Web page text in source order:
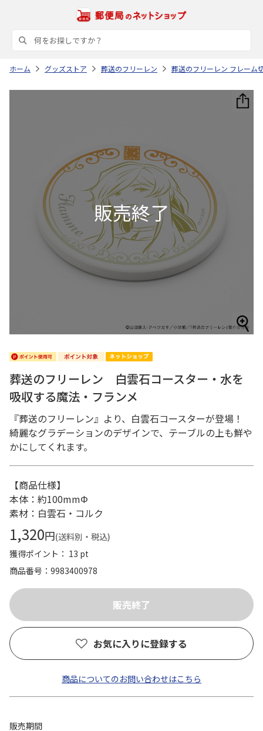
ホーム グッズストア 葬送のフリーレン 葬送のフリーレン フレーム
葬送のフリーレン 白雲石コースター・水を
吸収する魔法・フランメ
『葬送のフリーレン』より、白雲石コースターが登場！
綺麗なグラデーションのデザインで、テーブルの上も鮮や
かにしてくれます。
【商品仕様】
本体：約100mmΦ
素材：白雲石・コルク
1,320円(送料別・税込)
獲得ポイント： 13 pt
商品番号
9983400978
お気に入りに登録する
商品についてのお問い合わせはこちら
販売期間